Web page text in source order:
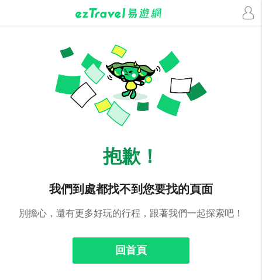
抱歉！
我們到處都找不到您要找的頁面
別擔心，還有更多好玩的行程，跟著我們一起探索吧！
回首頁